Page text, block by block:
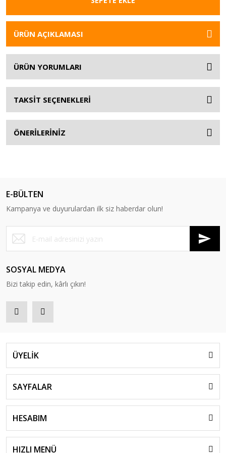
ÜRÜN AÇIKLAMASI
ÜRÜN YORUMLARI
TAKSİT SEÇENEKLERİ
ÖNERİLERİNİZ
E-BÜLTEN
Kampanya ve duyurulardan ilk siz haberdar olun!
SOSYAL MEDYA
Bizi takip edin, kârlı çıkın!
ÜYELİK
SAYFALAR
HESABIM
HIZLI MENÜ